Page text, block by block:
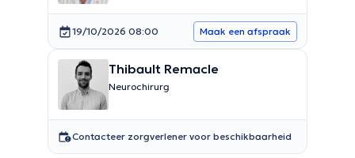
19/10/2026 08:00 Maak een afspraak
Thibault Remacle
Neurochirurg
Contacteer zorgverlener voor beschikbaarheid